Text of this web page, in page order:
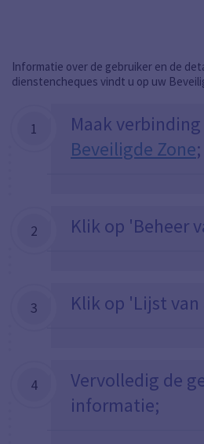
Informatie over de gebruiker en de
dienstencheques vindt u op uw
1
Maak
Beveiligde Zone;
2 Klik op 'Beheer
3 Klik op 'Lijst
4
Vervolledig de
informatie;